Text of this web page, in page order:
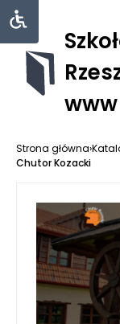
www
Strona główna›
Chutor Kozacki